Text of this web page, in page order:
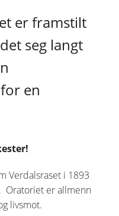
er framstilt
seg langt
en
Verdalsraset i 1893
Oratoriet er allmenn
livsmot.